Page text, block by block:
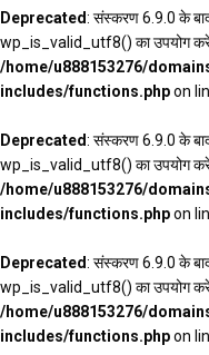
Deprecated: संस्करण 6.9.0 के
wp_is_valid_utf8() का उपयोग
/home/u888153276/
includes/functions.phpon
Deprecated: संस्करण 6.9.0 के
wp_is_valid_utf8() का उपयोग
/home/u888153276/
includes/functions.phpon
Deprecated: संस्करण 6.9.0 के
wp_is_valid_utf8() का उपयोग
/home/u888153276/
includes/functions.phpon